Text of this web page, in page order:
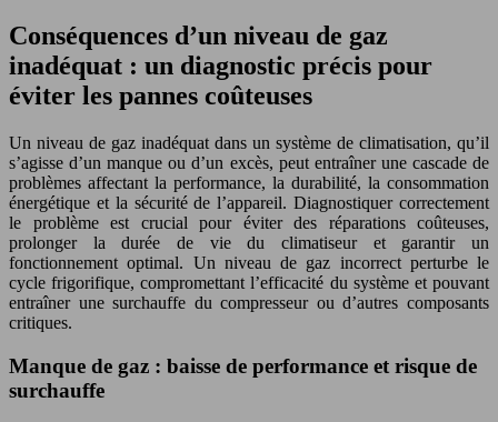
Conséquences d’un niveau de gaz
inadéquat : un diagnostic précis pour
éviter les pannes coûteuses
Un niveau de gaz inadéquat dans un système de climatisation, qu’il
s’agisse d’un manque ou d’un excès, peut entraîner une cascade de
problèmes affectant la performance, la durabilité, la consommation
énergétique et la sécurité de l’appareil. Diagnostiquer correctement
le problème est crucial pour éviter des réparations coûteuses,
prolonger la durée de vie du climatiseur et garantir un
fonctionnement optimal. Un niveau de gaz incorrect perturbe le
cycle frigorifique, compromettant l’efficacité du système et pouvant
entraîner une surchauffe du compresseur ou d’autres composants
critiques.
Manque de gaz : baisse de performance et risque de
surchauffe